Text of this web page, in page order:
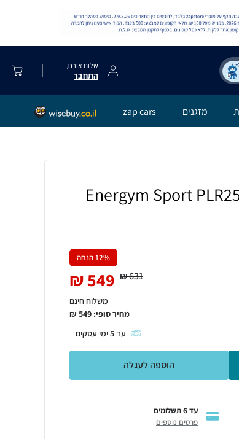
שלום אורח,
התחבר
מזגנים zap cars
12% הנחה
631
₪
549
₪
משלוח חינם
מחיר סופי: 549
₪
עד5ימי עסקים
הוספה לעגלה
עד 6 תשלומים
פרטים נוספים